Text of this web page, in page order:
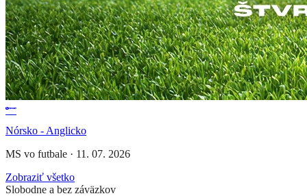
Nórsko - Anglicko
MS vo futbale · 11. 07. 2026
Zobraziť všetko
Slobodne a bez záväzkov